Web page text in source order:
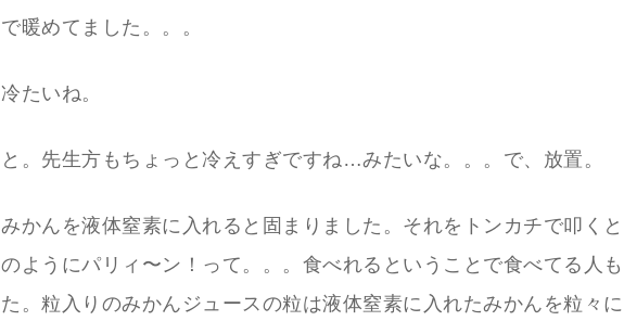
で暖めてました。。。
冷たいね。
と。先生方もちょっと冷えすぎですね…みたいな。。。で、放置。
みかんを液体窒素に入れると固まりました。それをトンカチで叩く
のようにパリィ〜ン！って。。。食べれるということで食べてる人
た。粒入りのみかんジュースの粒は液体窒素に入れたみかんを粒々